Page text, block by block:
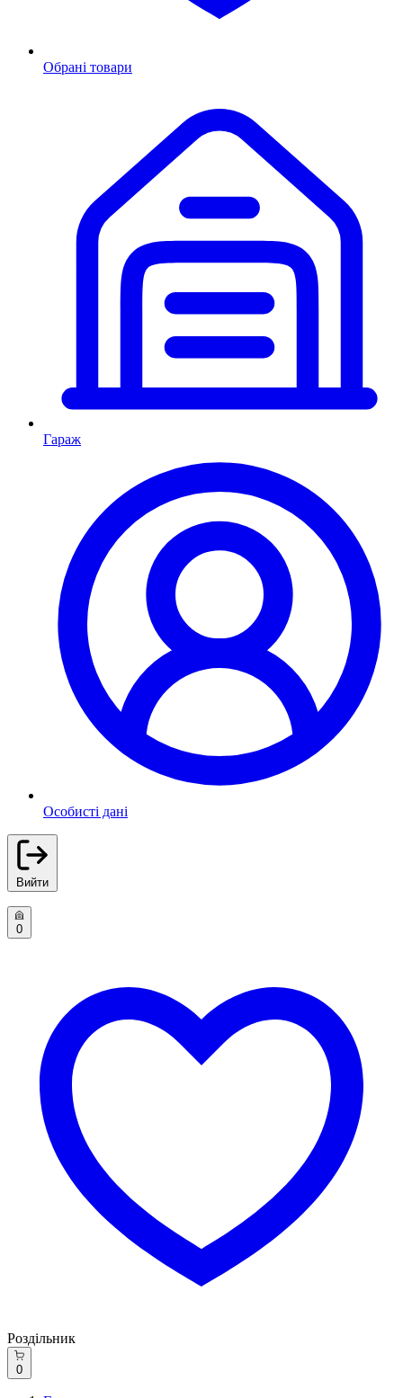
Обрані товари
Гараж
Особисті дані
Вийти
0
Роздільник
0